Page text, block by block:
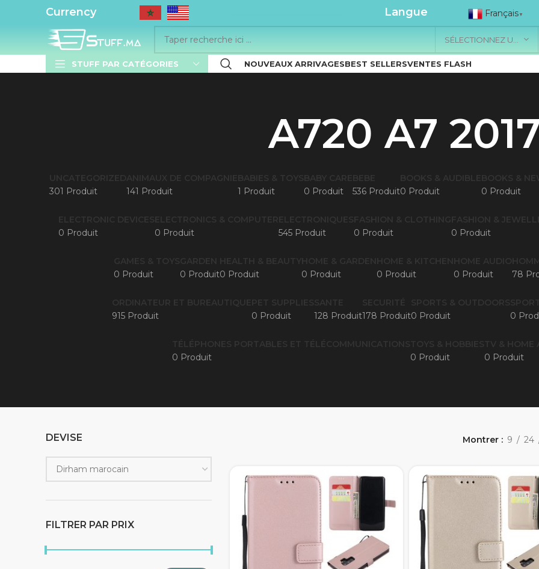
Currency Langue Français ▼
STUFF PAR CATÉGORIES NOUVEAUX ARRIVAGESBEST SELLERSVENTES FLASH
A720 A7 2017
301 Produit
141 Produit
1 Produit
0 Produit
536 Produit0 Produit
0 Produit
0 Produit
0 Produit
545 Produit
0 Produit
0 Produit
0 Produit
0 Produit0 Produit
0 Produit
0 Produit
0 Produit
78
915 Produit
0 Produit
128 Produit178 Produit0 Produit
0
0 Produit
0 Produit
0 Produit
DEVISE
FILTRER PAR PRIX
Montrer 9 24